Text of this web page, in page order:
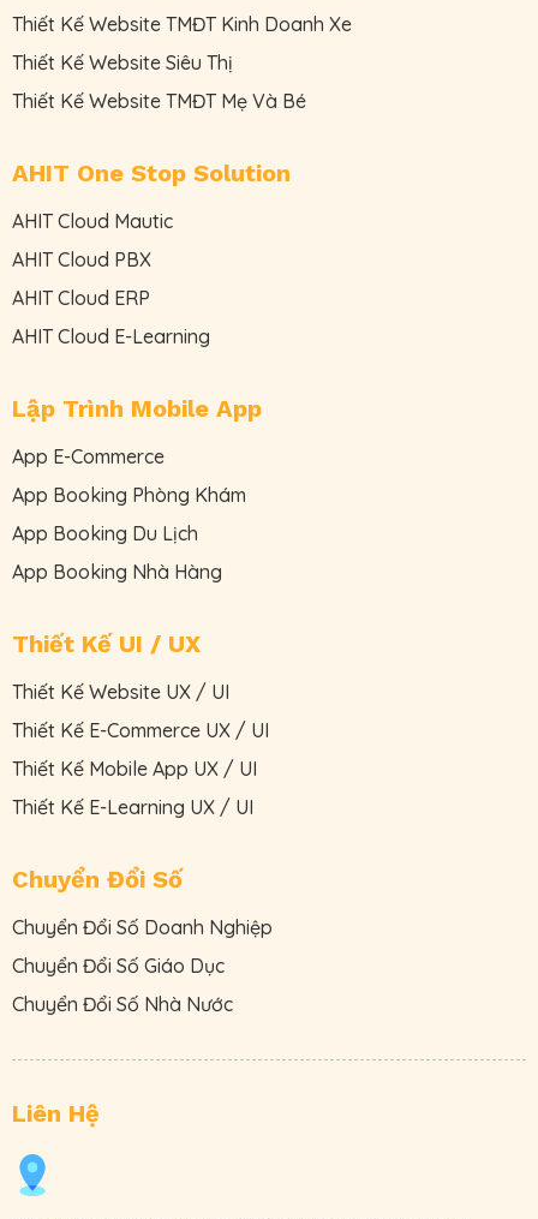
Thiết Kế Website TMĐT Kinh Doanh Xe
Thiết Kế Website Siêu Thị
Thiết Kế Website TMĐT Mẹ Và Bé
AHIT One Stop Solution
AHIT Cloud Mautic
AHIT Cloud PBX
AHIT Cloud ERP
AHIT Cloud E-Learning
Lập Trình Mobile App
App E-Commerce
App Booking Phòng Khám
App Booking Du Lịch
App Booking Nhà Hàng
Thiết Kế UI / UX
Thiết Kế Website UX / UI
Thiết Kế E-Commerce UX / UI
Thiết Kế Mobile App UX / UI
Thiết Kế E-Learning UX / UI
Chuyển Đổi Số
Chuyển Đổi Số Doanh Nghiệp
Chuyển Đổi Số Giáo Dục
Chuyển Đổi Số Nhà Nước
Liên Hệ